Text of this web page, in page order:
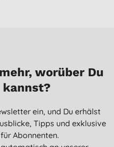
worüber Du
ein, und Du erhälst
Tipps und exklusive
Abonnenten.